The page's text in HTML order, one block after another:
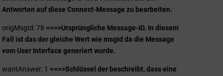
Antworten auf diese Connect-Message zu bearbeiten.
origMsgId: 78 ===>Ursprüngliche Message-ID. In diesem
Fall ist das der gleiche Wert wie msgId da die Message
vom User Interface generiert wurde.
wantAnswer: 1 ===>Schlüssel der beschreibt, dass eine